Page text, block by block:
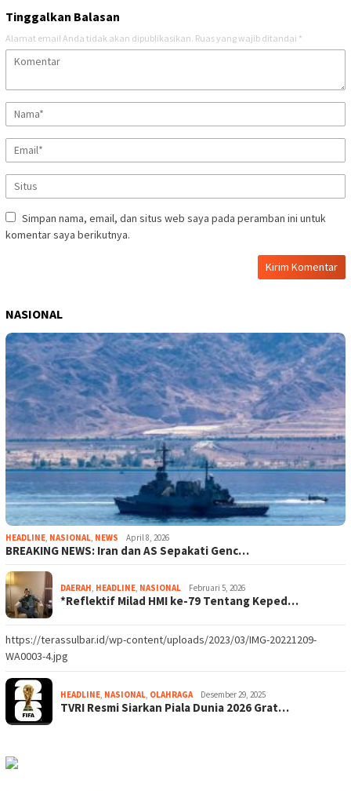
Tinggalkan Balasan
Alamat email Anda tidak akan dipublikasikan. Ruas yang wajib ditandai *
Simpan nama, email, dan situs web saya pada peramban ini untuk
komentar saya berikutnya.
NASIONAL
HEADLINE NASIONAL NEWS April 8, 2026
BREAKING NEWS: Iran dan AS Sepakati Genc…
DAERAH HEADLINE NASIONAL Februari 5, 2026
*Reflektif Milad HMI ke-79 Tentang Keped…
https://terassulbar.id/wp-content/uploads/2023/03/IMG-20221209-
WA0003-4.jpg
HEADLINE NASIONAL OLAHRAGA Desember 29, 2025
TVRI Resmi Siarkan Piala Dunia 2026 Grat…